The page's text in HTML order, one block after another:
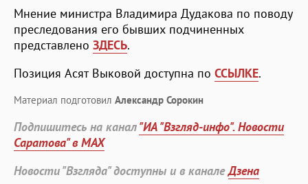
Мнение министра Владимира Дудакова по поводу
преследования его бывших подчиненных
представлено ЗДЕСЬ.
Позиция Асят Выковой доступна по ССЫЛКЕ.
Материал подготовил Александр Сорокин
Подпишитесь на канал"ИА "Взгляд-инфо". Новости
Саратова" в MAX
Новости "Взгляда" доступны и в каналеДзена